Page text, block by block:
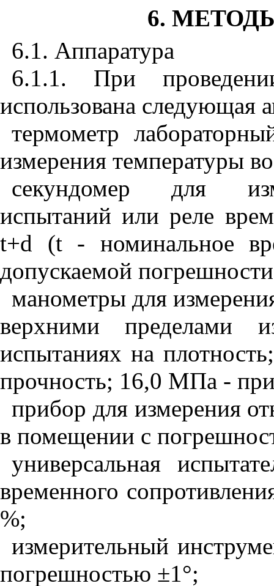
6.
6.1. Аппаратура
6.1.1. При
использована следующая
термометр
измерения температуры
секундомер для
испытаний или реле
t+d (t- номинальное
допускаемой
манометры для
верхними
испытаниях на
прочность; 16,0 МПа -
прибор для измерения
в помещении с
универсальная
временного
%;
измерительный
погрешностью ±1°;